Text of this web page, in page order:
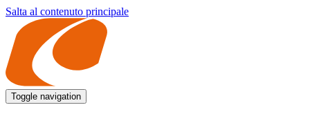
Salta al contenuto principale
Toggle navigation